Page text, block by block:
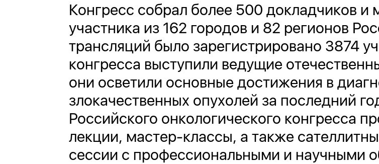
Конгресс собрал более 500 докладчиков и
участника из 162 городов и 82 регионов
трансляций было зарегистрировано 3874
конгресса выступили ведущие
они осветили основные достижения в
злокачественных опухолей за последний
Российского онкологического конгресса
лекции, мастер-классы, а также
сессии с профессиональными и научными